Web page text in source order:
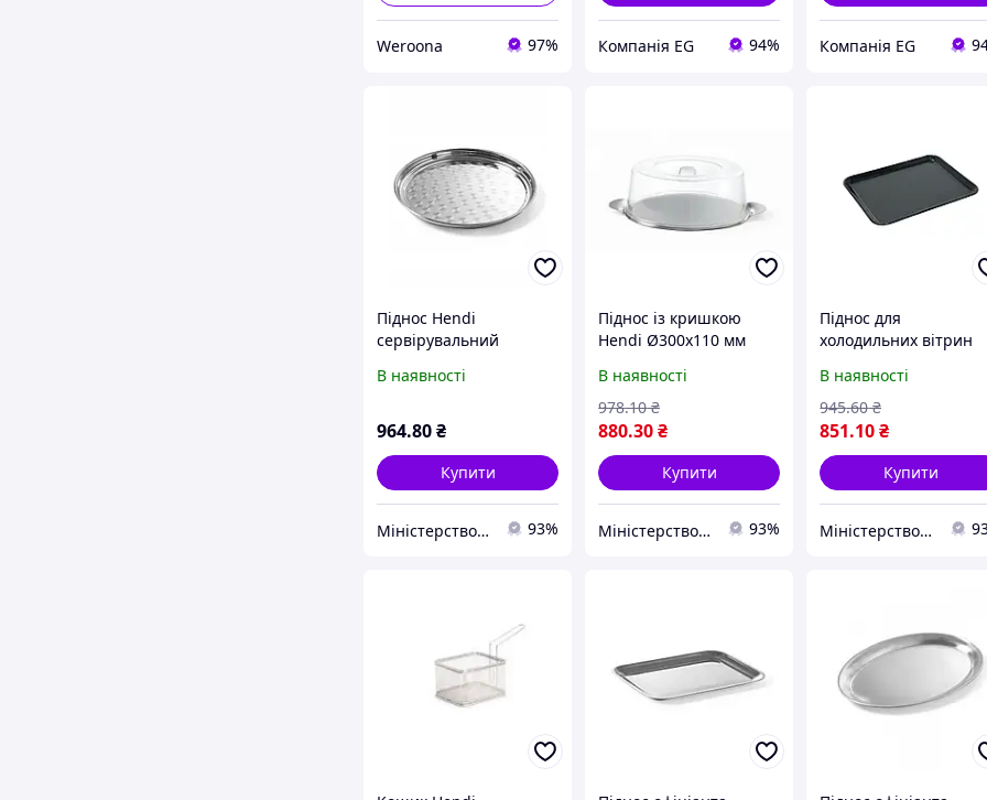
Weroona 97% Компанія EG 94% Компанія EG
Піднос Hendi
сервірувальний
В наявності
964.80₴
Купити
Міністерство Посуду 93%
Піднос із кришкою
Hendi Ø300x110 мм
В наявності
880.30₴
978.10 ₴
Купити
Міністерство Посуду 93%
Піднос для
холодильних вітрин
В наявності
851.10₴
945.60 ₴
Купити
Міністерство Посуду